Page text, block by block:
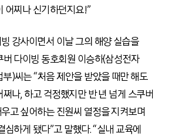
어찌나 신기하던지요!”
강사이면서 이날 그의 해양 실습을
다이빙 동호회원 이승하(삼성전자
)씨는 “처음 제안을 받았을 때만 해도
나, 하고 걱정했지만 반 년 넘게 스쿠버
고 싶어하는 진원씨 열정을 지켜보며
심하게 됐다”고 말했다. “실내 교육에